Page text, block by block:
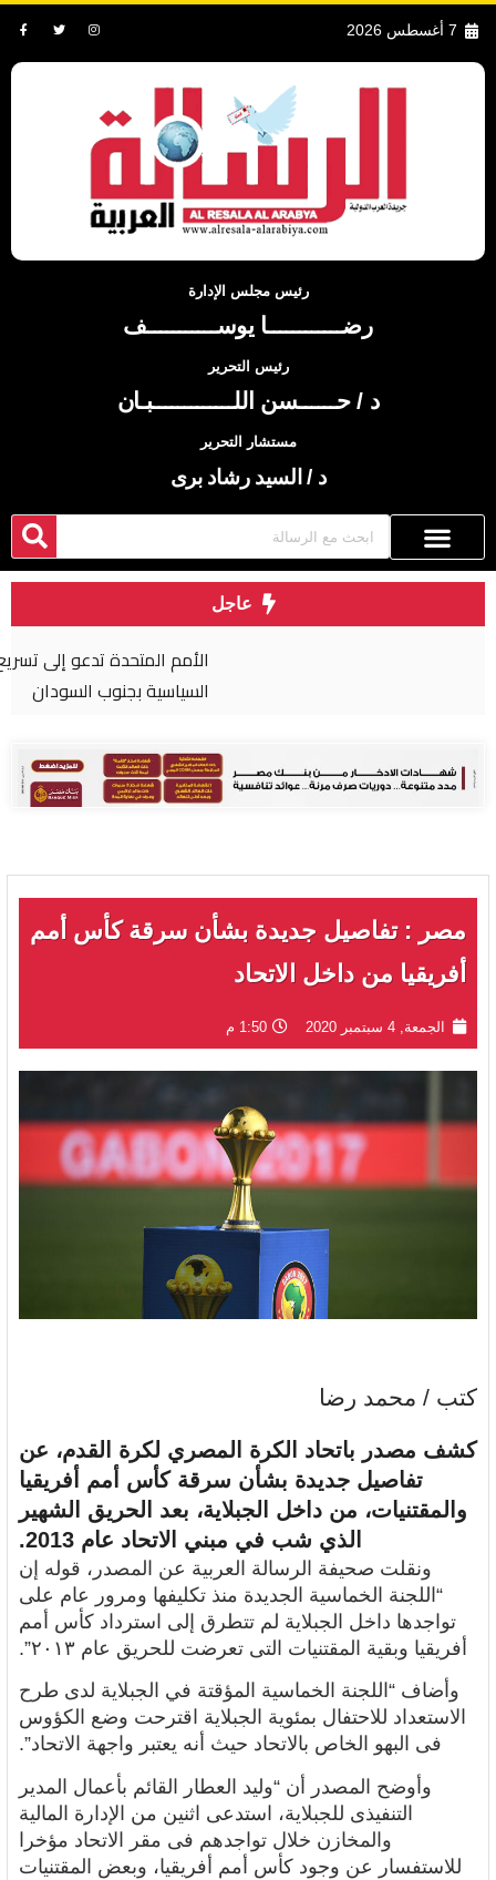
7 أغسطس 2026
رئيس مجلس الإدارة
رضــــــــــــا يوســـــــــــف
رئيس التحرير
د / حــــــسن اللـــــــــــــبـان
مستشار التحرير
د / السيد رشاد برى
عاجل
الأمم المتحدة تدعو إلى تسريع التقدم في العملية
مصر : تفاصيل جديدة بشأن سرقة كأس أمم
أفريقيا من داخل الاتحاد
الجمعة, 4 سبتمبر 2020 1:50 م
كتب / محمد رضا
كشف مصدر باتحاد الكرة المصري لكرة القدم، عن
تفاصيل جديدة بشأن سرقة كأس أمم أفريقيا
والمقتنيات، من داخل الجبلاية، بعد الحريق الشهير
الذي شب في مبني الاتحاد عام 2013.
ونقلت صحيفة الرسالة العربية عن المصدر، قوله إن
“اللجنة الخماسية الجديدة منذ تكليفها ومرور عام على
تواجدها داخل الجبلاية لم تتطرق إلى استرداد كأس أمم
أفريقيا وبقية المقتنيات التى تعرضت للحريق عام ٢٠١٣”.
وأضاف “اللجنة الخماسية المؤقتة في الجبلاية لدى طرح
الاستعداد للاحتفال بمئوية الجبلاية اقترحت وضع الكؤوس
فى البهو الخاص بالاتحاد حيث أنه يعتبر واجهة الاتحاد”.
وأوضح المصدر أن “وليد العطار القائم بأعمال المدير
التنفيذى للجبلاية، استدعى اثنين من الإدارة المالية
والمخازن خلال تواجدهم فى مقر الاتحاد مؤخرا
للاستفسار عن وجود كأس أمم أفريقيا، وبعض المقتنيات